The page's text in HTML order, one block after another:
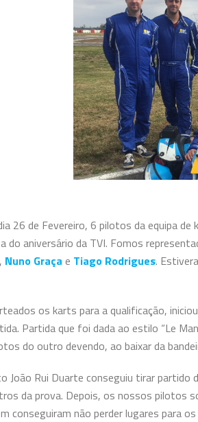
26 de Fevereiro, 6 pilotos da equipa
do aniversário da TVI. Fomos
, Nuno Graça e Tiago Rodrigues.
os karts para a qualificação,
Partida que foi dada ao estilo “Le
do outro devendo, ao baixar da
João Rui Duarte conseguiu tirar partido
da prova. Depois, os nossos pilotos
conseguiram não perder lugares para